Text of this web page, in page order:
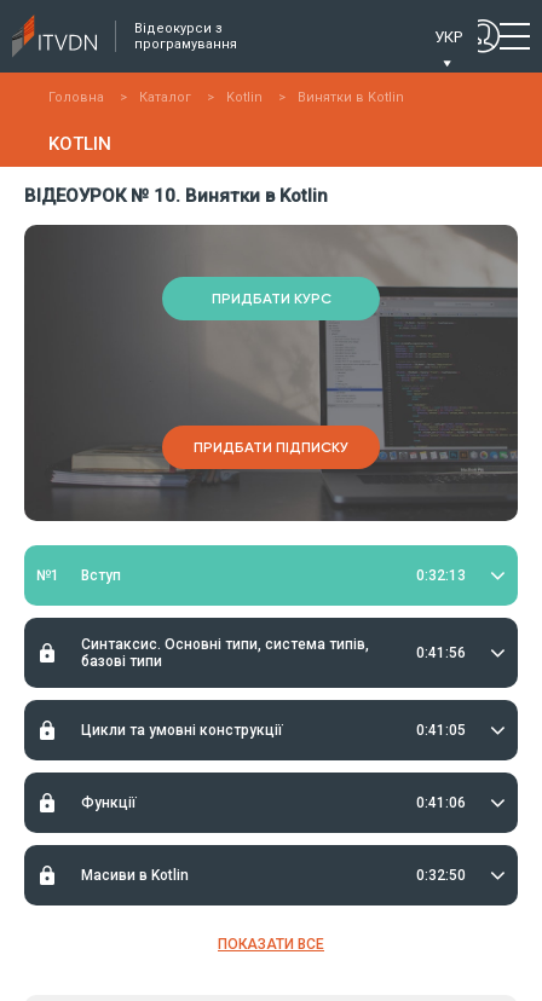
Відеокурси з
програмування
УКР
Головна > Каталог > Kotlin > Винятки в Kotlin
KOTLIN
ВІДЕОУРОК № 10. Винятки в Kotlin
ПРИДБАТИ КУРС
ПРИДБАТИ ПІДПИСКУ
№1 Вступ 0:32:13
Синтаксис. Основні типи, система типів,
базові типи
0:41:56
Цикли та умовні конструкції 0:41:05
Функції 0:41:06
Масиви в Kotlin 0:32:50
ПОКАЗАТИ ВСЕ